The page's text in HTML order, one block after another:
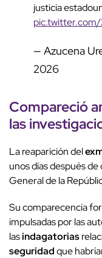
justicia
— Azucena
2026
Compareció
las
La reaparición del
unos días después
General de la
Su comparecencia
impulsadas por las
lasindagatorias
seguridadque